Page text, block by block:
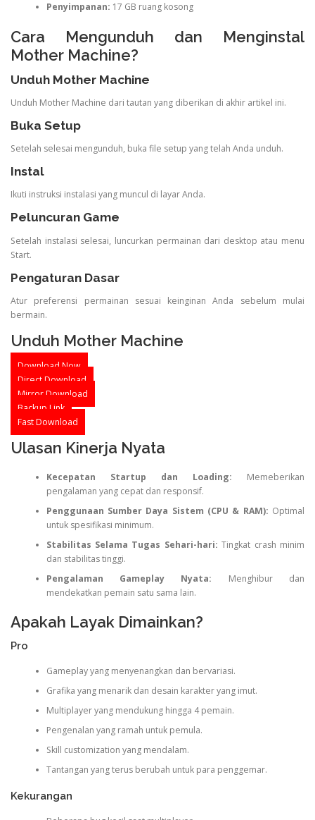
Penyimpanan: 17 GB ruang kosong
Cara Mengunduh dan Menginstal
Mother Machine?
Unduh Mother Machine
Unduh Mother Machine dari tautan yang diberikan di akhir artikel ini.
Buka Setup
Setelah selesai mengunduh, buka file setup yang telah Anda unduh.
Instal
Ikuti instruksi instalasi yang muncul di layar Anda.
Peluncuran Game
Setelah instalasi selesai, luncurkan permainan dari desktop atau menu
Start.
Pengaturan Dasar
Atur preferensi permainan sesuai keinginan Anda sebelum mulai
bermain.
Unduh Mother Machine
Download Now
Direct Download
Mirror Download
Backup Link
Fast Download
Ulasan Kinerja Nyata
Kecepatan Startup dan Loading: Memeberikan
pengalaman yang cepat dan responsif.
Penggunaan Sumber Daya Sistem (CPU & RAM): Optimal
untuk spesifikasi minimum.
Stabilitas Selama Tugas Sehari-hari: Tingkat crash minim
dan stabilitas tinggi.
Pengalaman Gameplay Nyata: Menghibur dan
mendekatkan pemain satu sama lain.
Apakah Layak Dimainkan?
Pro
Gameplay yang menyenangkan dan bervariasi.
Grafika yang menarik dan desain karakter yang imut.
Multiplayer yang mendukung hingga 4 pemain.
Pengenalan yang ramah untuk pemula.
Skill customization yang mendalam.
Tantangan yang terus berubah untuk para penggemar.
Kekurangan